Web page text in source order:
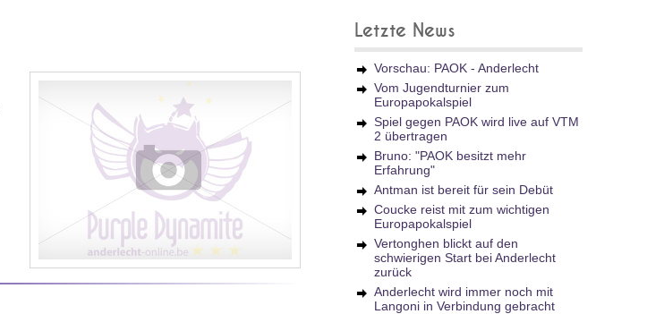
Letzte News
Vorschau: PAOK - Anderlecht
Vom Jugendturnier zum
Europapokalspiel
Spiel gegen PAOK wird live auf VTM
2 übertragen
Bruno: "PAOK besitzt mehr
Erfahrung"
Antman ist bereit für sein Debüt
Coucke reist mit zum wichtigen
Europapokalspiel
Vertonghen blickt auf den
schwierigen Start bei Anderlecht
zurück
Anderlecht wird immer noch mit
Langoni in Verbindung gebracht